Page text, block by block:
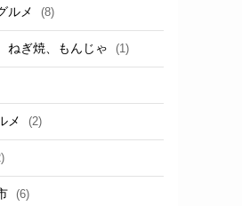
ルメ (8)
ねぎ焼、もんじゃ (1)
メ (2)
(6)